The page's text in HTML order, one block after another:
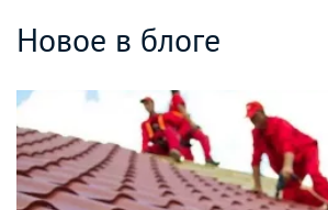
Новое в блоге